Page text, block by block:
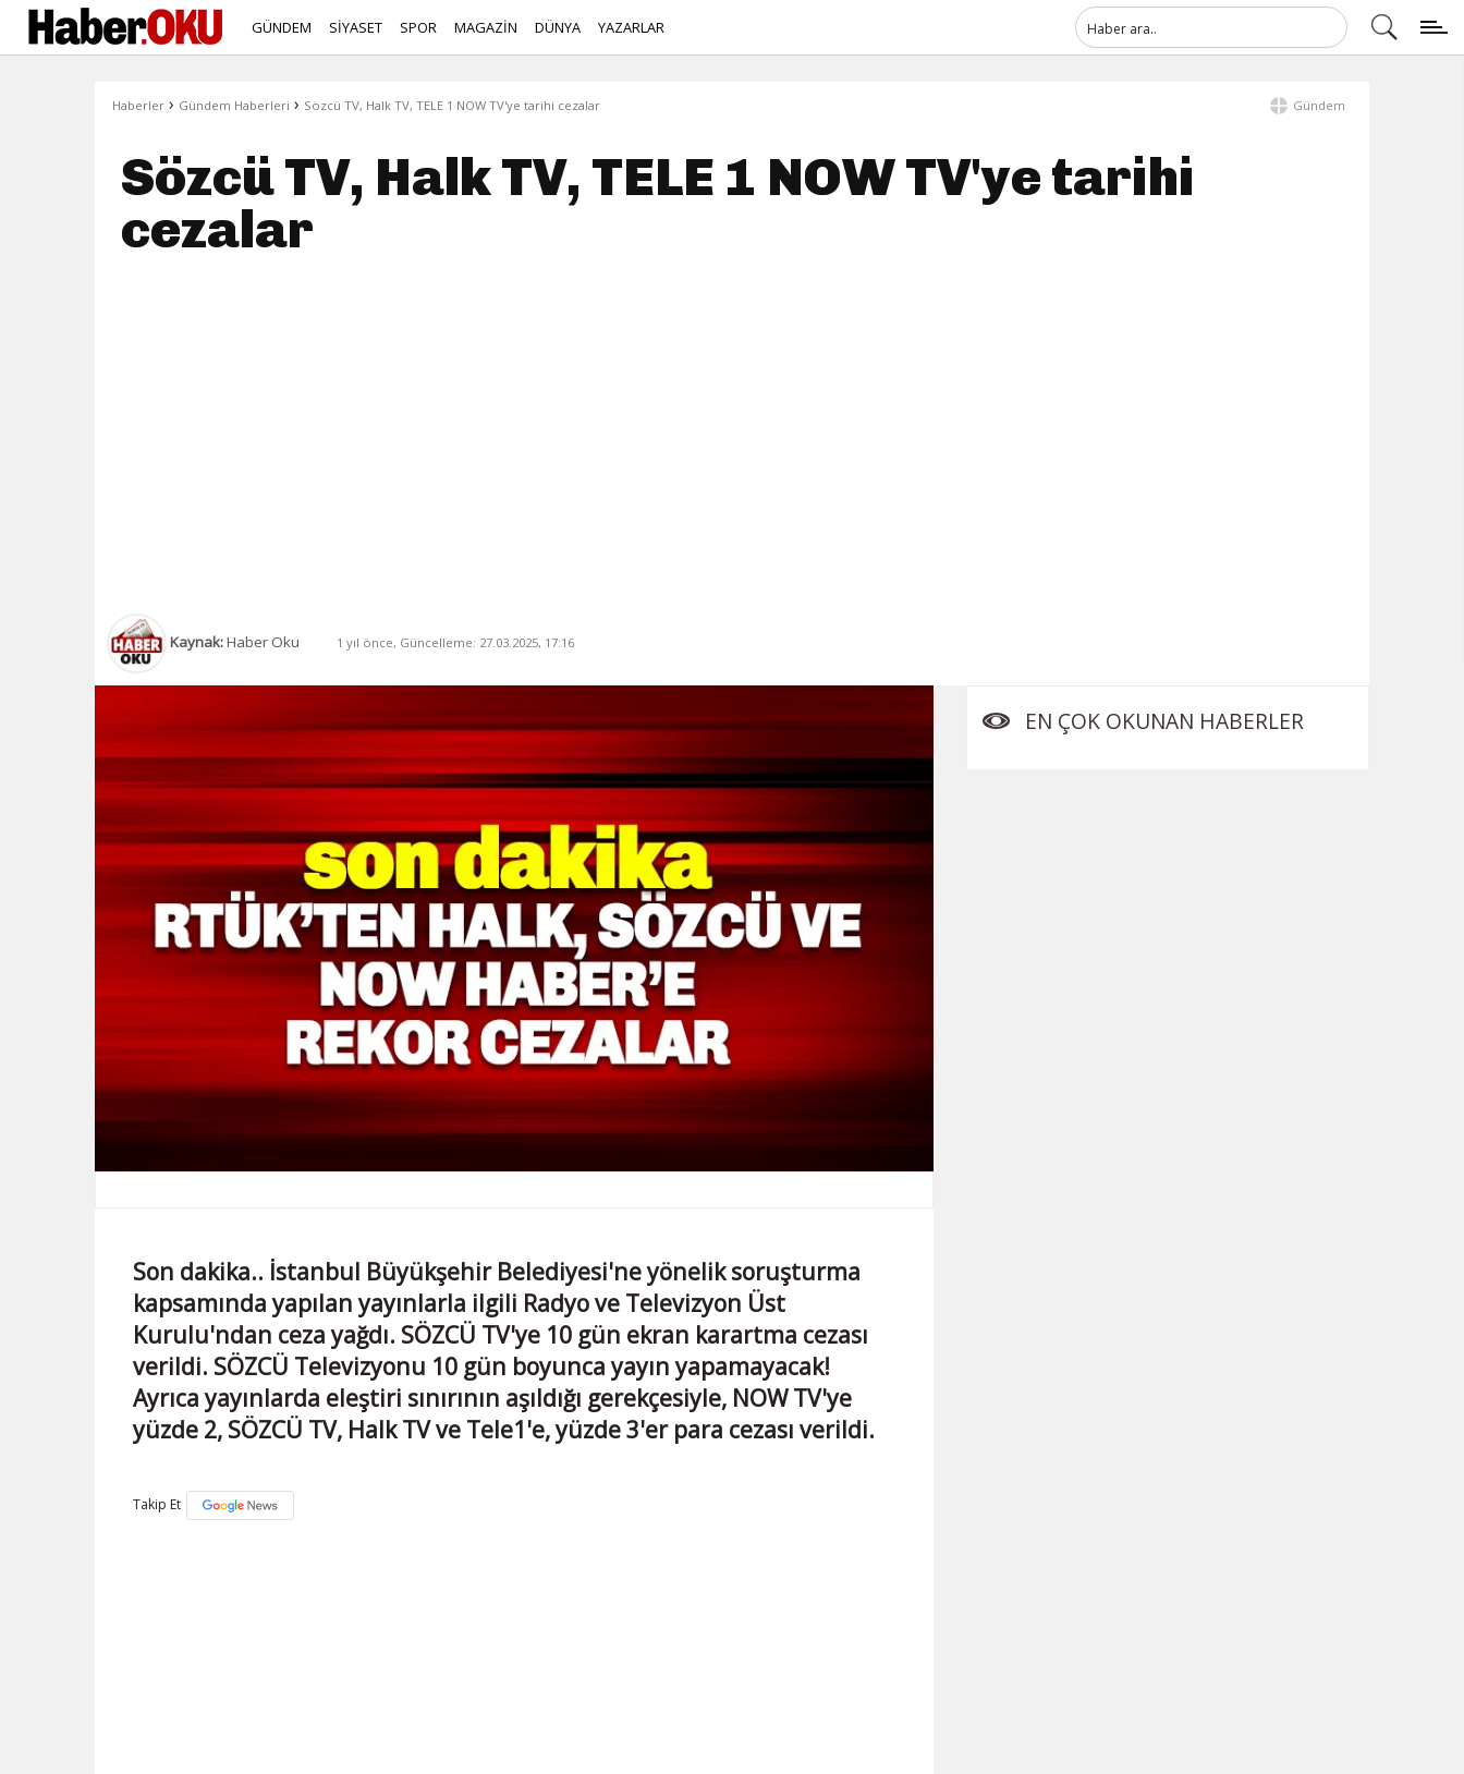
GÜNDEM SİYASET SPOR MAGAZİN DÜNYA YAZARLAR
Haberler › Gündem Haberleri › Sözcü TV, Halk TV, TELE 1 NOW TV'ye tarihi cezalar Gündem
Sözcü TV, Halk TV, TELE 1 NOW TV'ye tarihi
cezalar
Kaynak:Haber Oku 1 yıl önce, Güncelleme: 27.03.2025, 17:16
Son dakika.. İstanbul Büyükşehir Belediyesi'ne yönelik soruşturma
kapsamında yapılan yayınlarla ilgili Radyo ve Televizyon Üst
Kurulu'ndan ceza yağdı. SÖZCÜ TV'ye 10 gün ekran karartma cezası
verildi. SÖZCÜ Televizyonu 10 gün boyunca yayın yapamayacak!
Ayrıca yayınlarda eleştiri sınırının aşıldığı gerekçesiyle, NOW TV'ye
yüzde 2, SÖZCÜ TV, Halk TV ve Tele1'e, yüzde 3'er para cezası verildi.
Takip Et
EN ÇOK OKUNAN HABERLER